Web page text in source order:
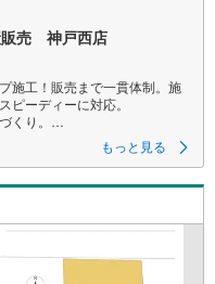
販売 神戸西店
施工！販売まで一貫体制。施
ピーディーに対応。
くり。
めない住まい～
とで中間コストを徹底カッ
した
無料相談
もっと見る